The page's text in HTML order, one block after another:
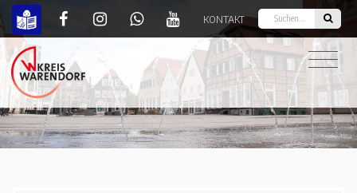
Startseite | Kreis Warendorf
KONTAKT